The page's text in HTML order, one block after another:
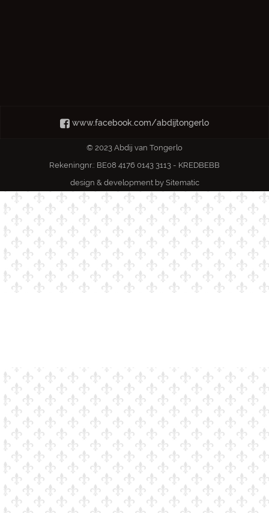
www.facebook.com/abdijtongerlo
© 2023 Abdij van Tongerlo
Rekeningnr.: BE08 4176 0143 3113 - KREDBEBB
design & development by Sitematic